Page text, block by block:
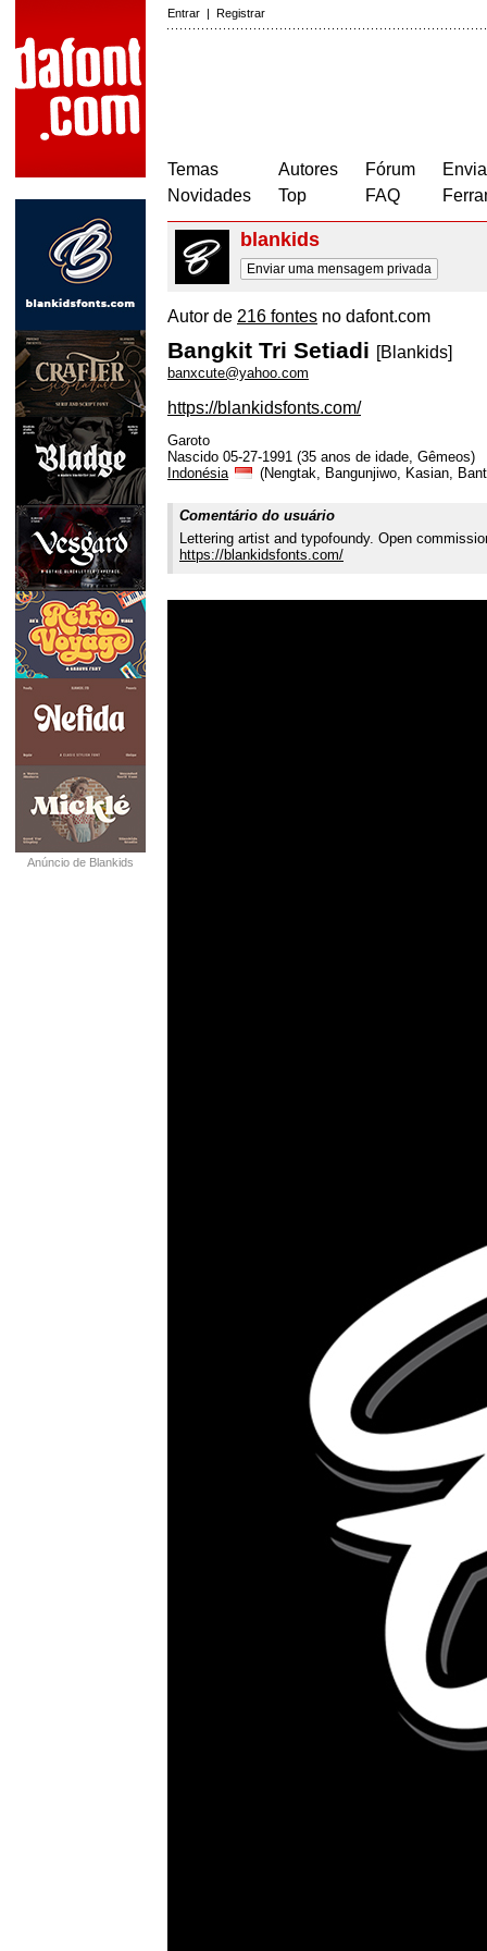
Entrar | Registrar
Temas
Novidades
Autores
Top
Fórum
FAQ
Anúncio de Blankids
blankids
Enviar uma mensagem privada
Autor de 216 fontes no dafont.com
Bangkit Tri Setiadi [Blankids]
banxcute@yahoo.com
https://blankidsfonts.com/
Garoto
Nascido 05-27-1991 (35 anos de idade, Gêmeos)
Indonésia
(Nengtak, Bangunjiwo, Kasian,
Comentário do usuário
Lettering artist and typofoundy. Open
https://blankidsfonts.com/